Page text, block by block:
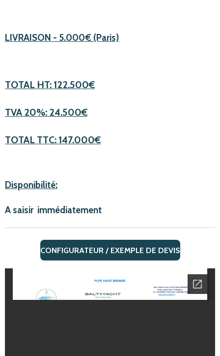
LIVRAISON - 5.000€ (Paris)
TOTAL HT: 122.500€
TVA 20%: 24.500€
TOTAL TTC: 147.000€
Disponibilité:
A saisir immédiatement
CONFIGURATEUR / EXEMPLE DE DEVIS